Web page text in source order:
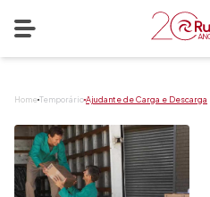
Abrir menu
Home
Home TemporárioAjudante de Carga e Descarga